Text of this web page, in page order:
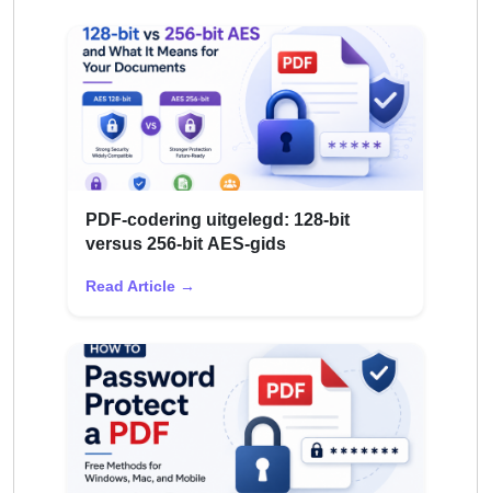
PDF-codering uitgelegd: 128-bit
versus 256-bit AES-gids
Read Article →